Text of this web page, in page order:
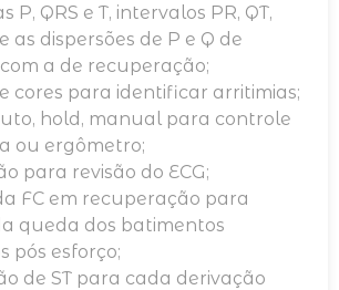
P, QRS e T, intervalos PR, QT,
e as dispersões de P e Q de
a de recuperação;
cores para identificar arritimias;
hold, manual para controle
ou ergômetro;
para revisão do ECG;
FC em recuperação para
queda dos batimentos
pós esforço;
de ST para cada derivação